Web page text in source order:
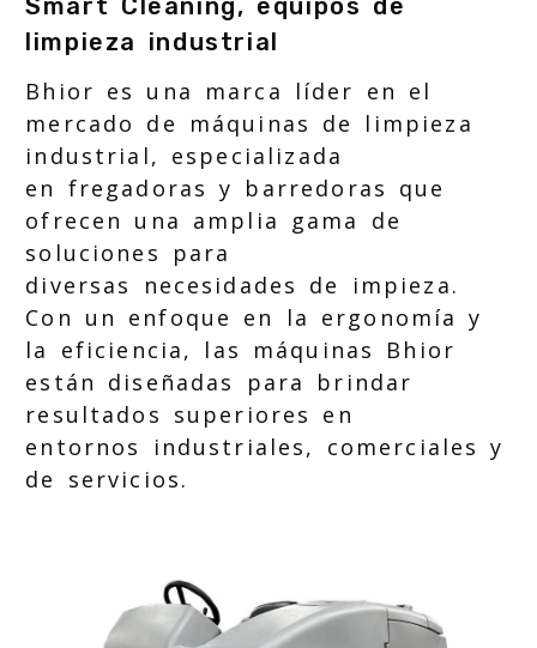
Smart Cleaning, equipos de
limpieza industrial
Bhior es una marca líder en el
mercado de máquinas de limpieza
industrial, especializada
en fregadoras y barredoras que
ofrecen una amplia gama de
soluciones para
diversas necesidades de impieza.
Con un enfoque en la ergonomía y
la eficiencia, las máquinas Bhior
están diseñadas para brindar
resultados superiores en
entornos industriales, comerciales y
de servicios.